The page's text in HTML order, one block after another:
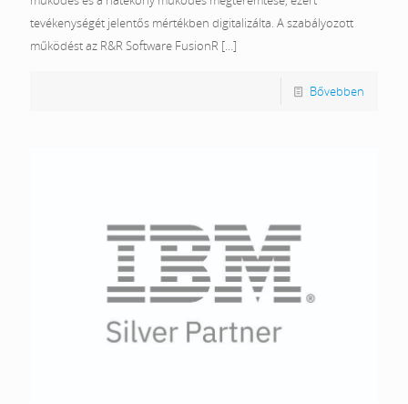
tevékenységét jelentős mértékben digitalizálta. A szabályozott
működést az R&R Software FusionR […]
Bővebben